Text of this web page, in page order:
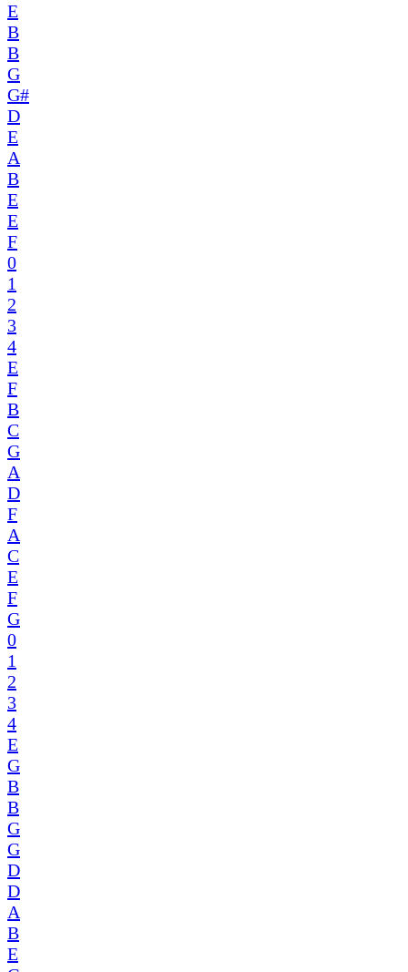
E
B
B
G
G#
D
E
A
B
E
E
F
0
1
2
3
4
E
F
B
C
G
A
D
F
A
C
E
F
G
0
1
2
3
4
E
G
B
B
G
G
D
D
A
B
E